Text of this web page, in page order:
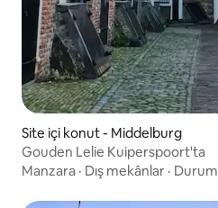
Site içi konut - Middelburg
Gouden Lelie Kuiperspoort'ta
Manzara · Dış mekânlar · Durum